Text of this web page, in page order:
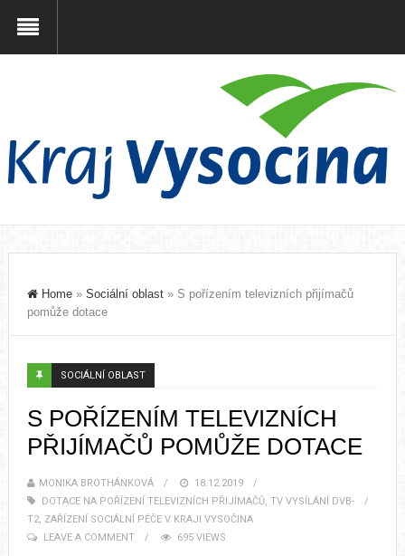
Home» Sociální oblast» S pořízením televizních přijímačů
pomůže dotace
SOCIÁLNÍ OBLAST
S POŘÍZENÍM TELEVIZNÍCH
PŘIJÍMAČŮ POMŮŽE DOTACE
MONIKA BROTHÁNKOVÁ
18.12.2019
DOTACE NA POŘÍZENÍ TELEVIZNÍCH PŘIJÍMAČŮ, TV VYSÍLÁNÍ DVB-
T2, ZAŘÍZENÍ SOCIÁLNÍ PÉČE V KRAJI VYSOČINA
LEAVE A COMMENT
695 VIEWS